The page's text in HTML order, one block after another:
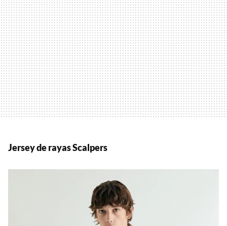
Jersey de rayas Scalpers